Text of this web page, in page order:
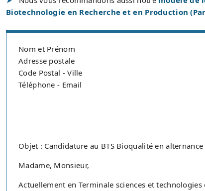
Biotechnologie en Recherche et en Production
Nom et Prénom
Adresse postale
Code Postal - Ville
Téléphone - Email
Objet : Candidature au BTS Bioqualité en alternance
Madame, Monsieur,
Actuellement en Terminale sciences et